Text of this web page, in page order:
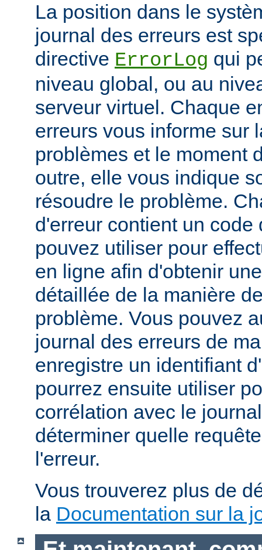
La position dans le
journal des erreurs est
directive ErrorLog qui
niveau global, ou au
serveur virtuel. Chaque
erreurs vous informe sur
problèmes et le moment
outre, elle vous indique
résoudre le problème.
d'erreur contient un code
pouvez utiliser pour
en ligne afin d'obtenir
détaillée de la manière
problème. Vous pouvez
journal des erreurs de
enregistre un identifiant
pourrez ensuite utiliser
corrélation avec le
déterminer quelle
l'erreur.
Vous trouverez plus de
la Documentation sur la